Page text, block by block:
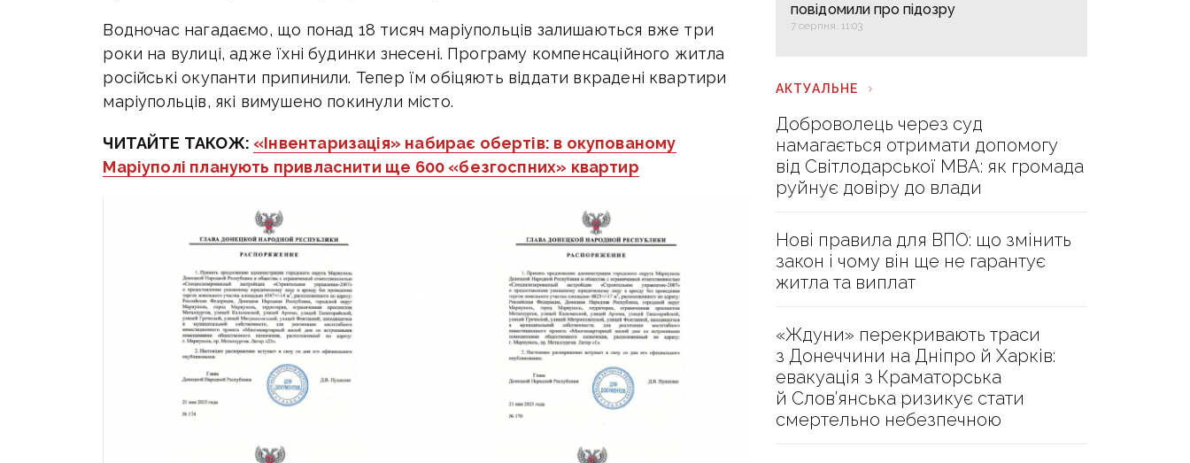
Водночас нагадаємо, що понад 18 тисяч маріупольців залишаються вже три
роки на вулиці, адже їхні будинки знесені. Програму компенсаційного житла
російські окупанти припинили. Тепер їм обіцяють віддати вкрадені квартири
маріупольців, які вимушено покинули місто.
ЧИТАЙТЕ ТАКОЖ: «Інвентаризація» набирає обертів: в окупованому
Маріуполі планують привласнити ще 600 «безгоспних» квартир
повідомили про підозру
7 серпня, 11:03
АКТУАЛЬНЕ
Доброволець через суд
намагається отримати допомогу
від Світлодарської МВА: як громада
руйнує довіру до влади
Нові правила для ВПО: що змінить
закон і чому він ще не гарантує
житла та виплат
«Ждуни» перекривають траси
з Донеччини на Дніпро й Харків:
евакуація з Краматорська
й Слов’янська ризикує стати
смертельно небезпечною